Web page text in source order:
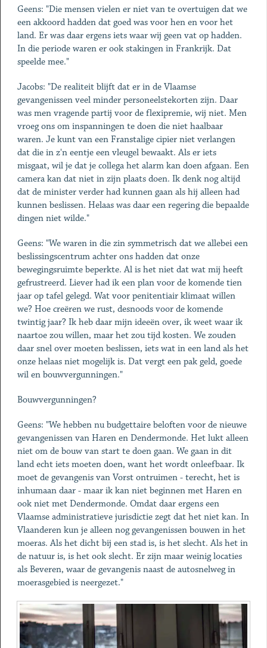
Geens: "Die mensen vielen er niet van te overtuigen dat we
een akkoord hadden dat goed was voor hen en voor het
land. Er was daar ergens iets waar wij geen vat op hadden.
In die periode waren er ook stakingen in Frankrijk. Dat
speelde mee."
Jacobs: "De realiteit blijft dat er in de Vlaamse
gevangenissen veel minder personeelstekorten zijn. Daar
was men vragende partij voor de flexipremie, wij niet. Men
vroeg ons om inspanningen te doen die niet haalbaar
waren. Je kunt van een Franstalige cipier niet verlangen
dat die in z'n eentje een vleugel bewaakt. Als er iets
misgaat, wil je dat je collega het alarm kan doen afgaan. Een
camera kan dat niet in zijn plaats doen. Ik denk nog altijd
dat de minister verder had kunnen gaan als hij alleen had
kunnen beslissen. Helaas was daar een regering die bepaalde
dingen niet wilde."
Geens: "We waren in die zin symmetrisch dat we allebei een
beslissingscentrum achter ons hadden dat onze
bewegingsruimte beperkte. Al is het niet dat wat mij heeft
gefrustreerd. Liever had ik een plan voor de komende tien
jaar op tafel gelegd. Wat voor penitentiair klimaat willen
we? Hoe creëren we rust, desnoods voor de komende
twintig jaar? Ik heb daar mijn ideeën over, ik weet waar ik
naartoe zou willen, maar het zou tijd kosten. We zouden
daar snel over moeten beslissen, iets wat in een land als het
onze helaas niet mogelijk is. Dat vergt een pak geld, goede
wil en bouwvergunningen."
Bouwvergunningen?
Geens: "We hebben nu budgettaire beloften voor de nieuwe
gevangenissen van Haren en Dendermonde. Het lukt alleen
niet om de bouw van start te doen gaan. We gaan in dit
land echt iets moeten doen, want het wordt onleefbaar. Ik
moet de gevangenis van Vorst ontruimen - terecht, het is
inhumaan daar - maar ik kan niet beginnen met Haren en
ook niet met Dendermonde. Omdat daar ergens een
Vlaamse administratieve jurisdictie zegt dat het niet kan. In
Vlaanderen kun je alleen nog gevangenissen bouwen in het
moeras. Als het dicht bij een stad is, is het slecht. Als het in
de natuur is, is het ook slecht. Er zijn maar weinig locaties
als Beveren, waar de gevangenis naast de autosnelweg in
moerasgebied is neergezet."